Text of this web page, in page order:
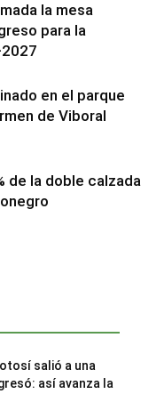
la mesa
para la
en el parque
de Viboral
de la doble calzada
salió a una
así avanza la